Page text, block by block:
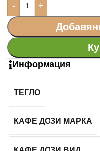
- +
Информация
ТЕГЛО
КАФЕ ДОЗИ МАРКА